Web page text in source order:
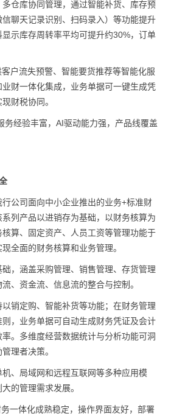
仓库协同管理，通过智能补货、库存预
聊天记录识别、扫码录入）等功能提升
示库存周转率平均可提升约30%，订单
户流失预警、智能要货推荐等智能化服
财一体化集成，业务单据可一键生成凭
财税协同。
务经验丰富，AI驱动能力强，产品线覆盖
公司面向中小企业推出的业务+标准财
列产品以进销存为基础，以财务核算为
算、固定资产、人员工资等管理功能于
全面的财务核算和业务管理。
，涵盖采购管理、销售管理、存货管理
、资金流、信息流的整合与控制。
销定购、智能补货等功能；在财务管理
，业务单据可自动生成财务凭证及会计
。多维度经营数据统计与分析功能可洞
理者决策。
、局域网和远程互联网等多种应用模
的管理需求发展。
一体化成熟稳定，操作界面友好，部署